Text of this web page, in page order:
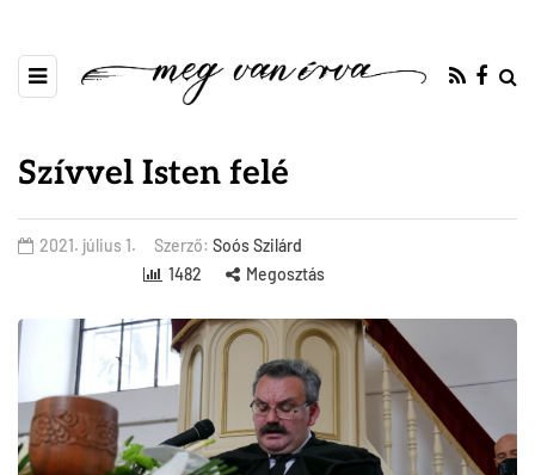
Szívvel Isten felé
2021. július 1. Szerző: Soós Szilárd
1482
Megosztás